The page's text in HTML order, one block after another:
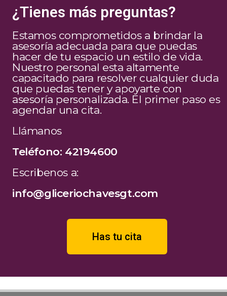
¿Tienes más preguntas?
Estamos comprometidos a brindar la
asesoría adecuada para que puedas
hacer de tu espacio un estilo de vida.
Nuestro personal esta altamente
capacitado para resolver cualquier duda
que puedas tener y apoyarte con
asesoría personalizada. El primer paso es
agendar una cita.
Llámanos
Teléfono: 42194600
Escribenos a:
info@gliceriochavesgt.com
Has tu cita